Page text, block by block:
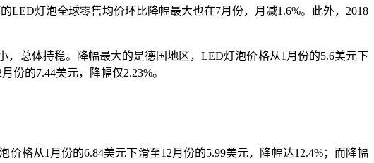
LED灯泡全球零售均价环比降幅最大也在7月份，月减1.6%。此外，2018
总体持稳。降幅最大的是德国地区，LED灯泡价格从1月份的5.6美元下
份的7.44美元，降幅仅2.23%。
格从1月份的6.84美元下滑至12月份的5.99美元，降幅达12.4%；而降幅